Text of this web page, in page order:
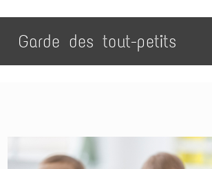
Garde des tout-petits